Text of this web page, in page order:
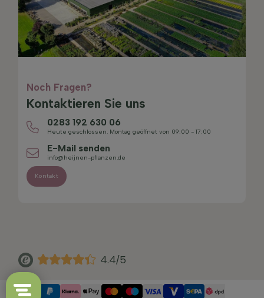
Noch Fragen?
Kontaktieren Sie uns
0283 192 630 06
Heute geschlossen. Montag geöffnet von 09:00 - 17:00
E-Mail senden
info@heijnen-pflanzen.de
Kontakt
4.4/5